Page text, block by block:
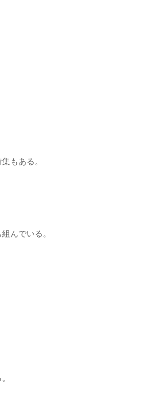
もある。
んでいる。